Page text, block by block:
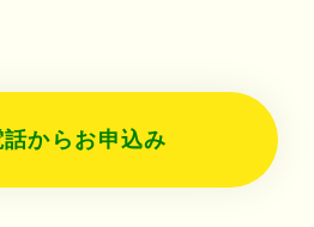
話からお申込み